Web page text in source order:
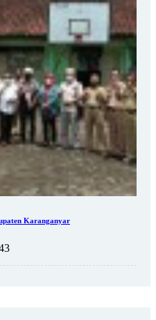
Karanganyar